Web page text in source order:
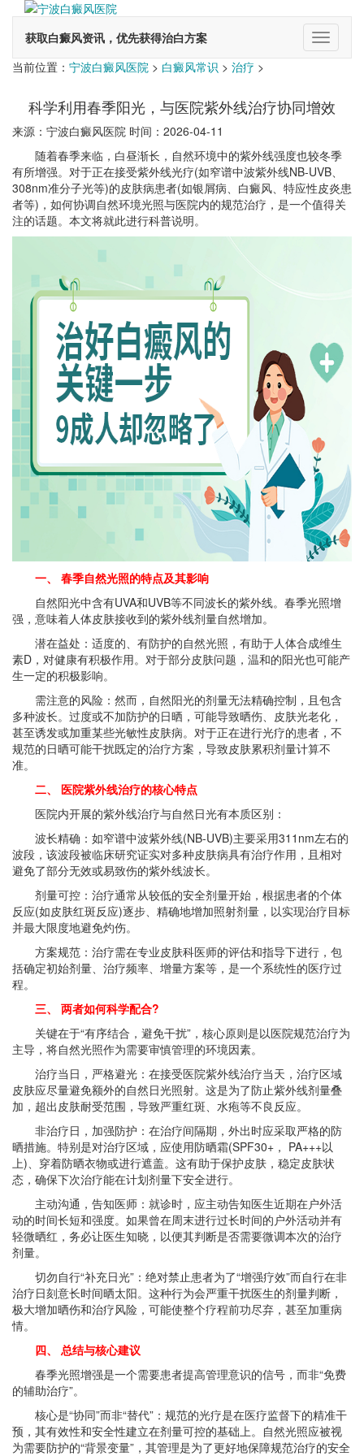
获取白癜风资讯，优先获得治白方案
切
换
当前位置： 宁波白癜风医院 > 白癜风常识 > 治疗 >
科学利用春季阳光，与医院紫外线治疗协同增效
来源：宁波白癜风医院 时间：2026-04-11
随着春季来临，白昼渐长，自然环境中的紫外线强度也较冬季
有所增强。对于正在接受紫外线光疗(如窄谱中波紫外线NB-UVB、
308nm准分子光等)的皮肤病患者(如银屑病、白癜风、特应性皮炎患
者等)，如何协调自然环境光照与医院内的规范治疗，是一个值得关
注的话题。本文将就此进行科普说明。
一、 春季自然光照的特点及其影响
自然阳光中含有UVA和UVB等不同波长的紫外线。春季光照增
强，意味着人体皮肤接收到的紫外线剂量自然增加。
潜在益处：适度的、有防护的自然光照，有助于人体合成维生
素D，对健康有积极作用。对于部分皮肤问题，温和的阳光也可能产
生一定的积极影响。
需注意的风险：然而，自然阳光的剂量无法精确控制，且包含
多种波长。过度或不加防护的日晒，可能导致晒伤、皮肤光老化，
甚至诱发或加重某些光敏性皮肤病。对于正在进行光疗的患者，不
规范的日晒可能干扰既定的治疗方案，导致皮肤累积剂量计算不
准。
二、 医院紫外线治疗的核心特点
医院内开展的紫外线治疗与自然日光有本质区别：
波长精确：如窄谱中波紫外线(NB-UVB)主要采用311nm左右的
波段，该波段被临床研究证实对多种皮肤病具有治疗作用，且相对
避免了部分无效或易致伤的紫外线波长。
剂量可控：治疗通常从较低的安全剂量开始，根据患者的个体
反应(如皮肤红斑反应)逐步、精确地增加照射剂量，以实现治疗目标
并最大限度地避免灼伤。
方案规范：治疗需在专业皮肤科医师的评估和指导下进行，包
括确定初始剂量、治疗频率、增量方案等，是一个系统性的医疗过
程。
三、 两者如何科学配合?
关键在于“有序结合，避免干扰”，核心原则是以医院规范治疗为
主导，将自然光照作为需要审慎管理的环境因素。
治疗当日，严格避光：在接受医院紫外线治疗当天，治疗区域
皮肤应尽量避免额外的自然日光照射。这是为了防止紫外线剂量叠
加，超出皮肤耐受范围，导致严重红斑、水疱等不良反应。
非治疗日，加强防护：在治疗间隔期，外出时应采取严格的防
晒措施。特别是对治疗区域，应使用防晒霜(SPF30+， PA+++以
上)、穿着防晒衣物或进行遮盖。这有助于保护皮肤，稳定皮肤状
态，确保下次治疗能在计划剂量下安全进行。
主动沟通，告知医师：就诊时，应主动告知医生近期在户外活
动的时间长短和强度。如果曾在周末进行过长时间的户外活动并有
轻微晒红，务必让医生知晓，以便其判断是否需要微调本次的治疗
剂量。
切勿自行“补充日光”：绝对禁止患者为了“增强疗效”而自行在非
治疗日刻意长时间晒太阳。这种行为会严重干扰医生的剂量判断，
极大增加晒伤和治疗风险，可能使整个疗程前功尽弃，甚至加重病
情。
四、 总结与核心建议
春季光照增强是一个需要患者提高管理意识的信号，而非“免费
的辅助治疗”。
核心是“协同”而非“替代”：规范的光疗是在医疗监督下的精准干
预，其有效性和安全性建立在剂量可控的基础上。自然光照应被视
为需要防护的“背景变量”，其管理是为了更好地保障规范治疗的安全